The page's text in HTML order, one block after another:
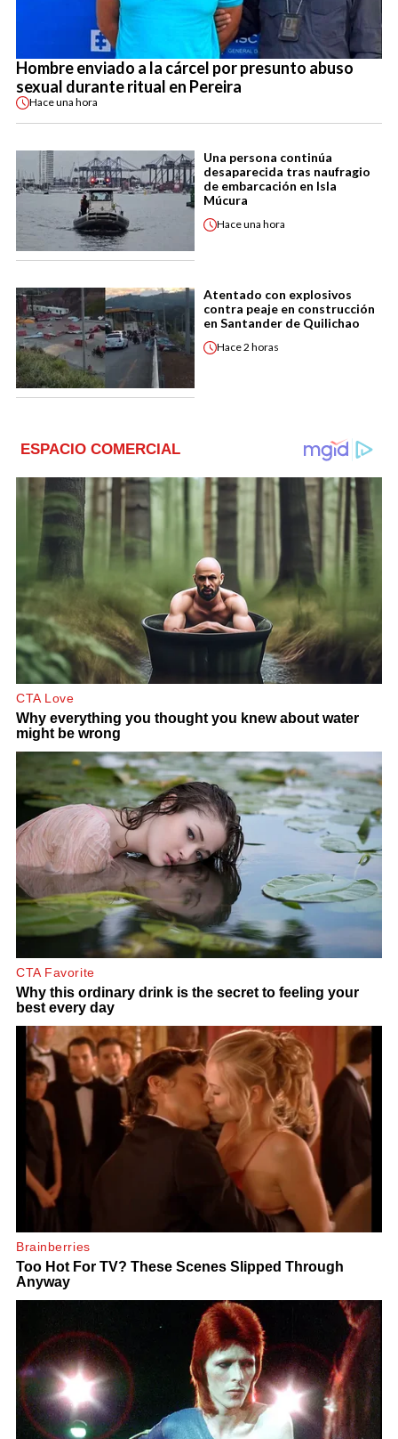
Hombre enviado a la cárcel por presunto abuso
sexual durante ritual en Pereira
Haceuna hora
Una persona continúa
desaparecida tras naufragio
de embarcación en Isla
Múcura
Haceuna hora
Atentado con explosivos
contra peaje en construcción
en Santander de Quilichao
Hace2 horas